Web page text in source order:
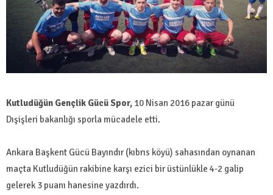
Kutludüğün Gençlik Gücü Spor, 10 Nisan 2016 pazar günü
Dışişleri bakanlığı sporla mücadele etti.
Ankara Başkent Gücü Bayındır (kıbrıs köyü) sahasından oynanan
maçta Kutludüğün rakibine karşı ezici bir üstünlükle 4-2 galip
gelerek 3 puanı hanesine yazdırdı.